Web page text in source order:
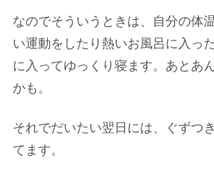
なのでそういうときは、自分の体
い運動をしたり熱いお風呂に入っ
に入ってゆっくり寝ます。あとあ
かも。
それでだいたい翌日には、ぐずつ
てます。